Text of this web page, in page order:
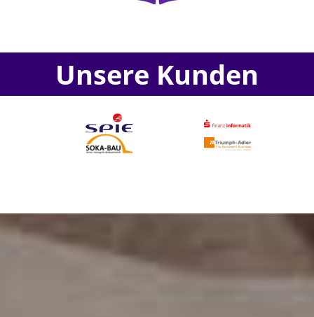
Unsere Kunden